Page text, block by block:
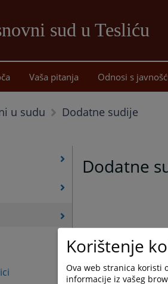
sud u Tesliću
Vaša pitanja Odnosi s
u sudu Dodatne sudije
Dodatne
Korištenje
Ova web stranica koristi
informacije iz vašeg